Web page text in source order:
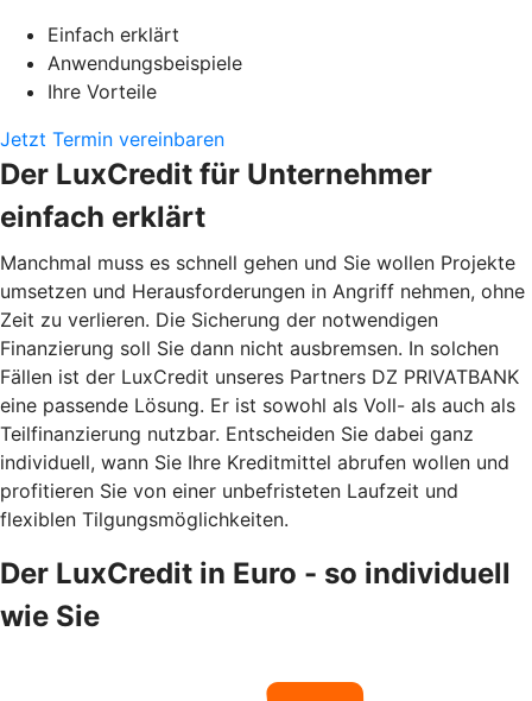
Einfach erklärt
Anwendungsbeispiele
Ihre Vorteile
Jetzt Termin vereinbaren
Der LuxCredit für Unternehmer
einfach erklärt
Manchmal muss es schnell gehen und Sie wollen Projekte
umsetzen und Herausforderungen in Angriff nehmen, ohne
Zeit zu verlieren. Die Sicherung der notwendigen
Finanzierung soll Sie dann nicht ausbremsen. In solchen
Fällen ist der LuxCredit unseres Partners DZ PRIVATBANK
eine passende Lösung. Er ist sowohl als Voll- als auch als
Teilfinanzierung nutzbar. Entscheiden Sie dabei ganz
individuell, wann Sie Ihre Kreditmittel abrufen wollen und
profitieren Sie von einer unbefristeten Laufzeit und
flexiblen Tilgungsmöglichkeiten.
Der LuxCredit in Euro - so individuell
wie Sie